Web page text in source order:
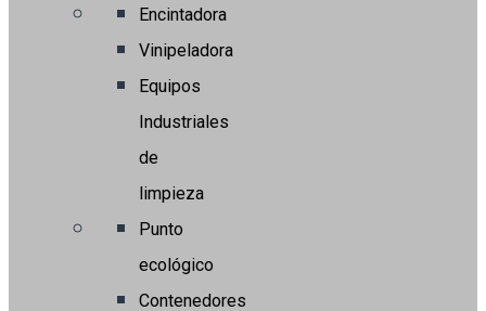
Encintadora
Vinipeladora
Equipos
Industriales
de
limpieza
Punto
ecológico
Contenedores